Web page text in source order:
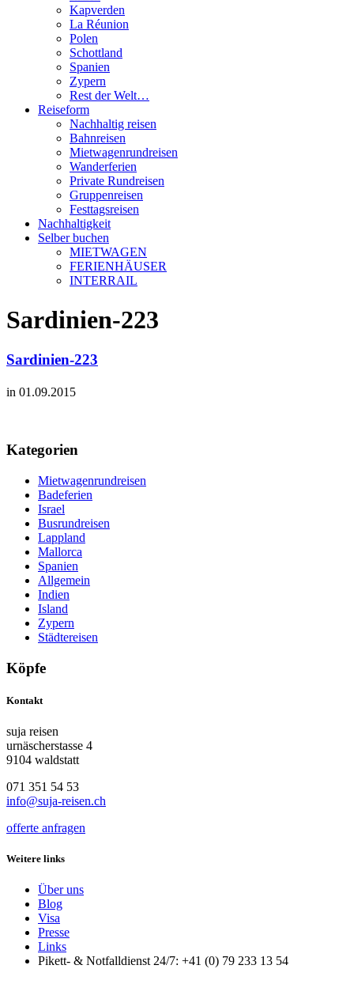
Kapverden
La Réunion
Polen
Schottland
Spanien
Zypern
Rest der Welt…
Reiseform
Nachhaltig reisen
Bahnreisen
Mietwagenrundreisen
Wanderferien
Private Rundreisen
Gruppenreisen
Festtagsreisen
Nachhaltigkeit
Selber buchen
MIETWAGEN
FERIENHÄUSER
INTERRAIL
Sardinien-223
Sardinien-223
in 01.09.2015
Kategorien
Mietwagenrundreisen
Badeferien
Israel
Busrundreisen
Lappland
Mallorca
Spanien
Allgemein
Indien
Island
Zypern
Städtereisen
Köpfe
Kontakt
suja reisen
urnäscherstasse 4
9104 waldstatt
071 351 54 53
info@suja-reisen.ch
offerte anfragen
Weitere links
Über uns
Blog
Visa
Presse
Links
Pikett- & Notfalldienst 24/7: +41 (0) 79 233 13 54